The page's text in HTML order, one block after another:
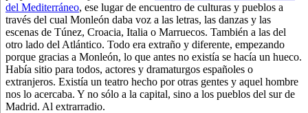
del Mediterráneo, ese lugar de encuentro de culturas y pueblos a
través del cual Monleón daba voz a las letras, las danzas y las
escenas de Túnez, Croacia, Italia o Marruecos. También a las del
otro lado del Atlántico. Todo era extraño y diferente, empezando
porque gracias a Monleón, lo que antes no existía se hacía un hueco.
Había sitio para todos, actores y dramaturgos españoles o
extranjeros. Existía un teatro hecho por otras gentes y aquel hombre
nos lo acercaba. Y no sólo a la capital, sino a los pueblos del sur de
Madrid. Al extrarradio.